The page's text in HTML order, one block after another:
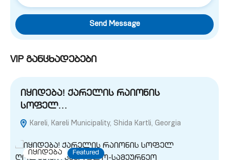
Send Message
VIP განცხადებები
იყიდება! ქარელის რაიონის
სოფელ…
Kareli, Kareli Municipality, Shida Kartli, Georgia
იყიდება Featured